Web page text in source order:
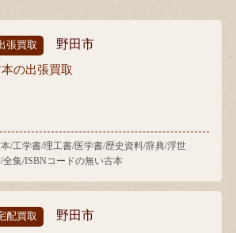
張買取 野田市
の出張買取
/工学書/理工書/医学書/歴史資料/辞典/浮世
集/ISBNコードの無い古本
配買取 野田市